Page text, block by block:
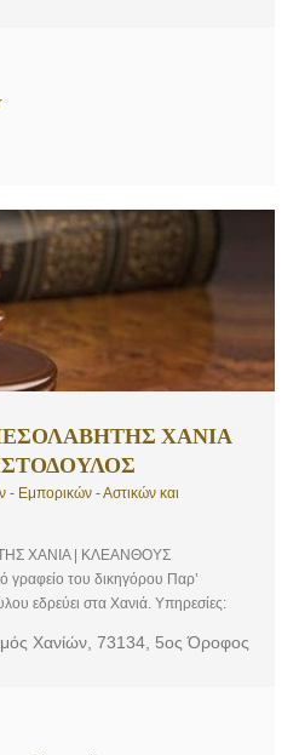
Κτηματολογίου, Κληρονομικό Δίκαιο,
ΧΑΝΙΑ
- Εμπορικών - Αστικών και
ΧΑΝΙΑ | ΚΛΕΑΝΘΟΥΣ
του δικηγόρου Παρ’
εδρεύει στα Χανιά. Υπηρεσίες:
Οικογενειάκο Δίκαιο, Εμπορικό
Χανίών, 73134, 5ος Όροφος